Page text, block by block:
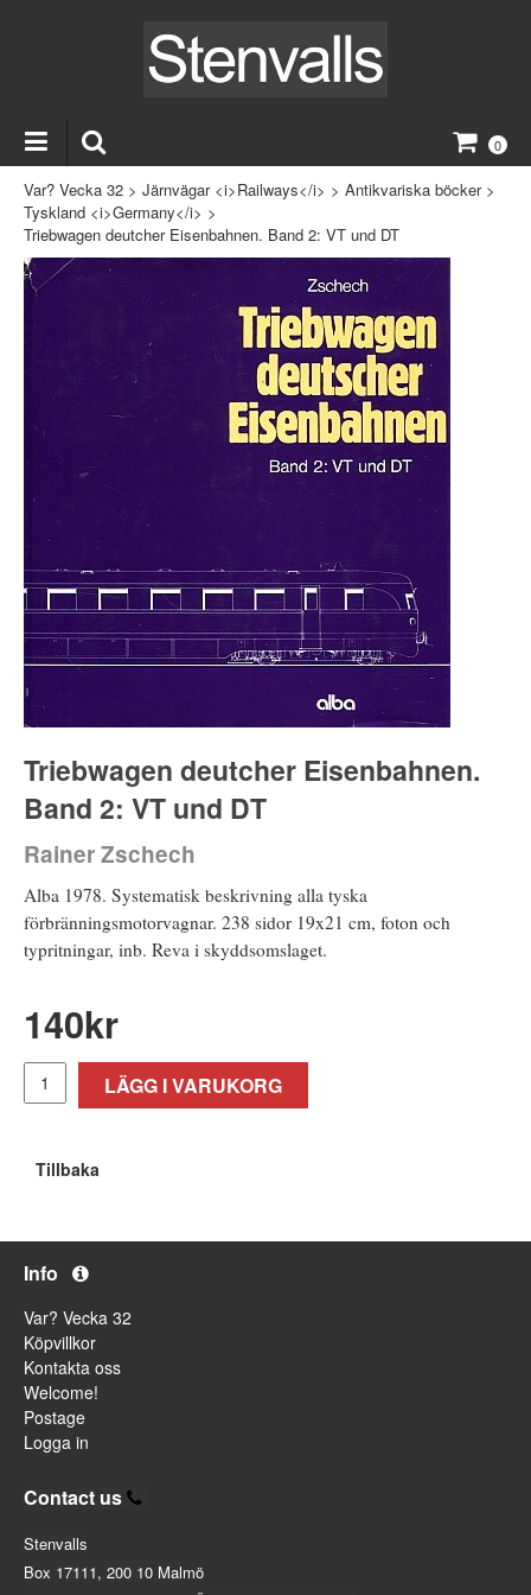
0
Var? Vecka 32 > Järnvägar <i>Railways</i> > Antikvariska böcker>
Tyskland <i>Germany</i> >
Triebwagen deutcher Eisenbahnen. Band 2: VT und DT
Triebwagen deutcher Eisenbahnen.
Band 2: VT und DT
Rainer Zschech
Alba 1978. Systematisk beskrivning alla tyska
förbränningsmotorvagnar. 238 sidor 19x21 cm, foton och
typritningar, inb. Reva i skyddsomslaget.
140kr
LÄGG I VARUKORG
Tillbaka
Info
Var? Vecka 32
Köpvillkor
Kontakta oss
Welcome!
Postage
Logga in
Contact us
Stenvalls
Box 17111, 200 10 Malmö